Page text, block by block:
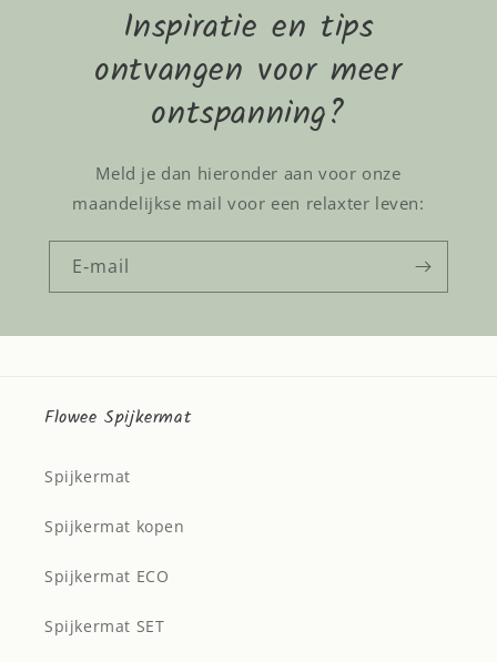
Inspiratie en tips
ontvangen voor meer
ontspanning?
Meld je dan hieronder aan voor onze
maandelijkse mail voor een relaxter leven:
E‑mail
Flowee Spijkermat
Spijkermat
Spijkermat kopen
Spijkermat ECO
Spijkermat SET